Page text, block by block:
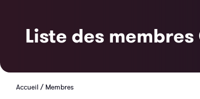
Liste des
Accueil / Membres